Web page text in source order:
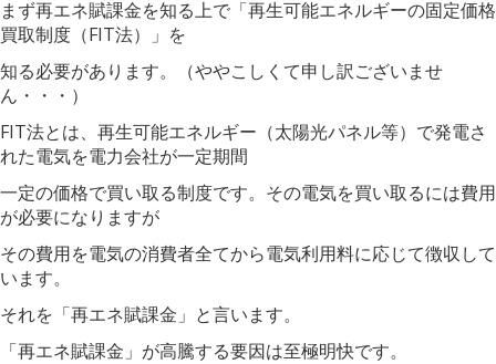
まず再エネ賦課金を知る上で「再生可能エネルギーの固定価格
買取制度（FIT法）」を
知る必要があります。（ややこしくて申し訳ございませ
ん・・・）
FIT法とは、再生可能エネルギー（太陽光パネル等）で発電さ
れた電気を電力会社が一定期間
一定の価格で買い取る制度です。その電気を買い取るには費用
が必要になりますが
その費用を電気の消費者全てから電気利用料に応じて徴収して
います。
それを「再エネ賦課金」と言います。
「再エネ賦課金」が高騰する要因は至極明快です。